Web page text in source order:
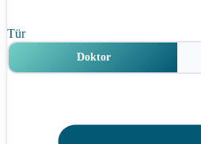
Tür
Doktor